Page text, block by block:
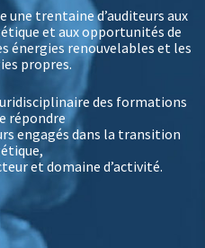
une trentaine d’auditeurs aux
et aux opportunités de
énergies renouvelables et les
propres.
des formations
répondre
engagés dans la transition
et domaine d’activité.